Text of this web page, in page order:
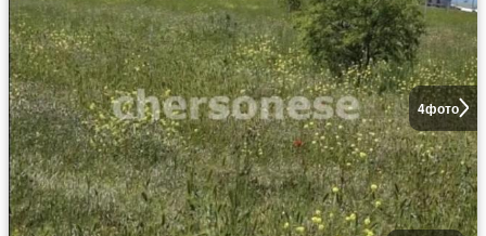
4фото